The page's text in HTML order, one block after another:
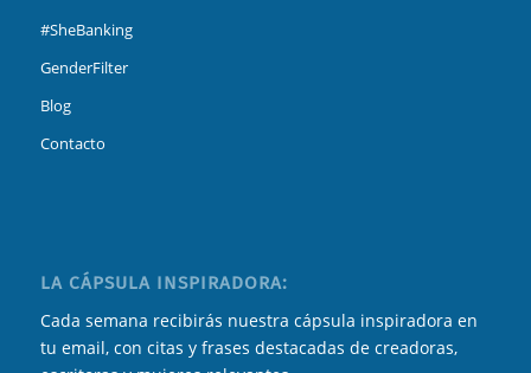
#SheBanking
GenderFilter
Blog
Contacto
LA CÁPSULA INSPIRADORA:
Cada semana recibirás nuestra cápsula inspiradora en
tu email, con citas y frases destacadas de creadoras,